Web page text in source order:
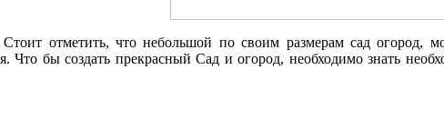
отметить, что небольшой по своим размерам сад огород,
Что бы создать прекрасный Сад и огород, необходимо знать